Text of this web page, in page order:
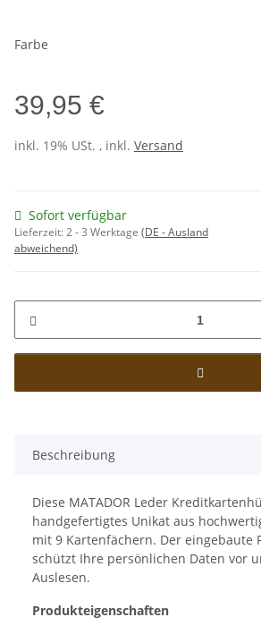
Farbe
39,95 €
inkl. 19% USt. , inkl. Versand
Sofort verfügbar
Lieferzeit:2 - 3 Werktage (DE - Ausland
abweichend)
Beschreibung
Diese MATADOR Leder
handgefertigtes Unikat aus
mit 9 Kartenfächern. Der eingebaute
schützt Ihre persönlichen Daten vor
Auslesen.
Produkteigenschaften